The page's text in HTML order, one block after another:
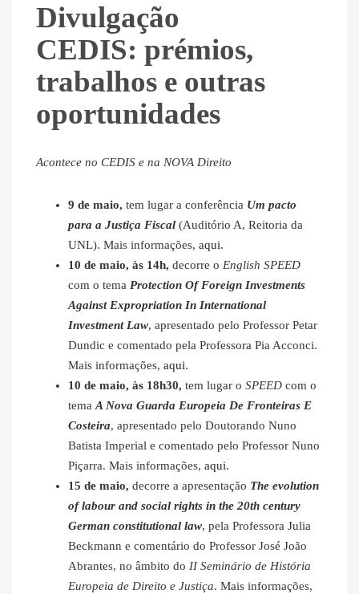
Divulgação
CEDIS: prémios,
trabalhos e outras
oportunidades
Acontece no CEDIS e na NOVA Direito
9 de maio, tem lugar a conferência Um pacto
para a Justiça Fiscal (Auditório A, Reitoria da
UNL). Mais informações, aqui.
10 de maio, às 14h, decorre o English SPEED
com o tema Protection Of Foreign Investments
Against Expropriation In International
Investment Law, apresentado pelo Professor Petar
Dundic e comentado pela Professora Pia Acconci.
Mais informações, aqui.
10 de maio, às 18h30, tem lugar o SPEED com o
temaA Nova Guarda Europeia De Fronteiras E
Costeira, apresentado pelo Doutorando Nuno
Batista Imperial e comentado pelo Professor Nuno
Piçarra. Mais informações, aqui.
15 de maio, decorre a apresentação The evolution
of labour and social rights in the 20th century
German constitutional law, pela Professora Julia
Beckmann e comentário do Professor José João
Abrantes, no âmbito do II Seminário de História
Europeia de Direito e Justiça. Mais informações,